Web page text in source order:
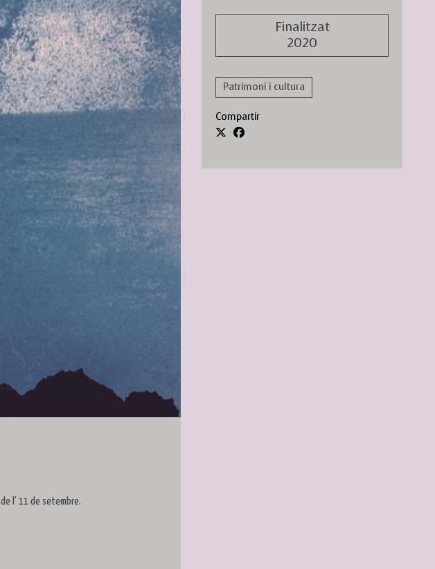
Finalitzat
2020
Patrimoni i cultura
Compartir
de l' 11 de setembre.